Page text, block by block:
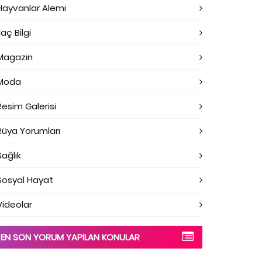
Alemi
Bilgi
Galerisi
Yorumları
Hayat
EN SON YORUM YAPILAN KONULAR